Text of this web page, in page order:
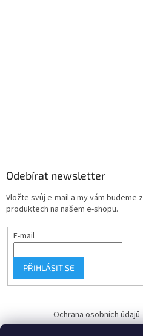
Odebírat newsletter
Vložte svůj e-mail a my vám budeme
produktech na našem e-shopu.
E-mail
PŘIHLÁSIT SE
Ochrana osobních údajů